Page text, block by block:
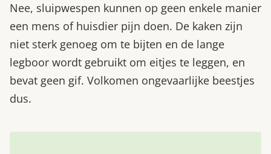
Nee, sluipwespen kunnen op geen enkele manier
een mens of huisdier pijn doen. De kaken zijn
niet sterk genoeg om te bijten en de lange
legboor wordt gebruikt om eitjes te leggen, en
bevat geen gif. Volkomen ongevaarlijke beestjes
dus.